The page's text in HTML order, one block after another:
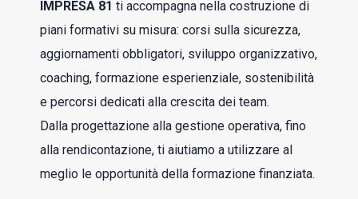
IMPRESA 81 ti accompagna nella costruzione di
piani formativi su misura: corsi sulla sicurezza,
aggiornamenti obbligatori, sviluppo organizzativo,
coaching, formazione esperienziale, sostenibilità
e percorsi dedicati alla crescita dei team.
Dalla progettazione alla gestione operativa, fino
alla rendicontazione, ti aiutiamo a utilizzare al
meglio le opportunità della formazione finanziata.